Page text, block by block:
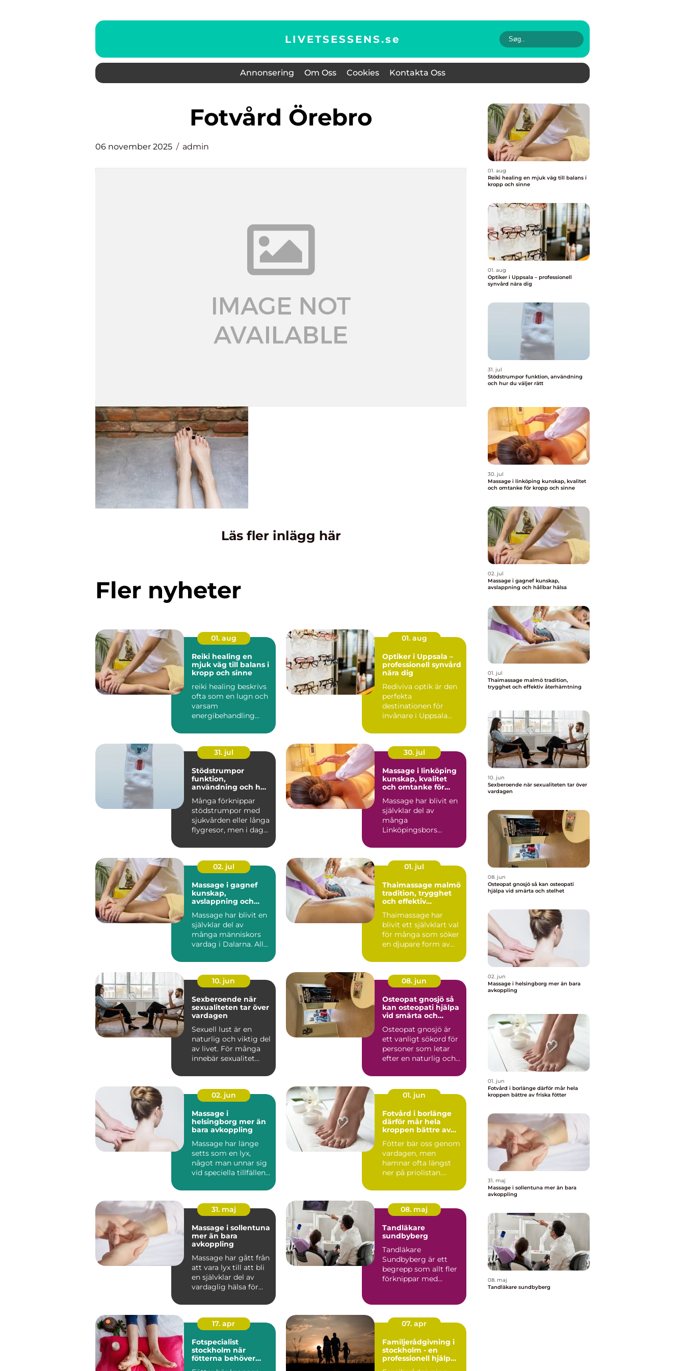
LIVETSESSENS.se
Annonsering Om Oss Cookies Kontakta Oss
Fotvård Örebro
06 november 2025 admin
Läs fler inlägg här
Fler nyheter
01. aug
Reiki healing en
mjuk väg till balans i
kropp och sinne
reiki healing beskrivs
ofta som en lugn och
varsam
energibehandling
egen förmåg...
01. aug
Optiker i Uppsala –
professionell synvård
nära dig
Rediviva optik är den
perfekta
destinationen för
invånare i Uppsala
31. jul
Stödstrumpor
funktion,
användning och hur
Många förknippar
stödstrumpor med
sjukvården eller långa
flygresor, men i dag
h...
30. jul
Massage i linköping
kunskap, kvalitet
och omtanke för
Massage har blivit en
självklar del av
många
Linköpingsbors
hjälp för spända axl...
02. jul
Massage i gagnef
kunskap,
avslappning och
Massage har blivit en
självklar del av
många människors
vardag i Dalarna. Allt
...
01. jul
Thaimassage malmö
tradition, trygghet
och effektiv
Thaimassage har
blivit ett självklart val
för många som söker
en djupare form av
smä...
10. jun
Sexberoende när
sexualiteten tar över
vardagen
Sexuell lust är en
naturlig och viktig del
av livet. För många
innebär sexualitet
08. jun
Osteopat gnosjö så
kan osteopati hjälpa
vid smärta och
Osteopat gnosjö är
ett vanligt sökord för
personer som letar
efter en naturlig och
02. jun
Massage i
helsingborg mer än
bara avkoppling
Massage har länge
setts som en lyx,
något man unnar sig
vid speciella tillfällen.
01. jun
Fotvård i borlänge
därför mår hela
kroppen bättre av
Fötter bär oss genom
vardagen, men
hamnar ofta längst
ner på priolistan.
först när...
31. maj
Massage i sollentuna
mer än bara
avkoppling
Massage har gått från
att vara lyx till att bli
en självklar del av
vardaglig hälsa för
08. maj
Tandläkare
sundbyberg
Tandläkare
Sundbyberg är ett
begrepp som allt fler
förknippar med
17. apr
Fotspecialist
stockholm när
fötterna behöver
07. apr
Familjerådgivning i
stockholm - en
professionell hjälp
01. aug
Reiki healing en mjuk väg till balans i
kropp och sinne
01. aug
Optiker i Uppsala – professionell
synvård nära dig
31. jul
Stödstrumpor funktion, användning
och hur du väljer rätt
30. jul
Massage i linköping kunskap, kvalitet
och omtanke för kropp och sinne
02. jul
Massage i gagnef kunskap,
avslappning och hållbar hälsa
01. jul
Thaimassage malmö tradition,
trygghet och effektiv återhämtning
10. jun
Sexberoende när sexualiteten tar över
vardagen
08. jun
Osteopat gnosjö så kan osteopati
hjälpa vid smärta och stelhet
02. jun
Massage i helsingborg mer än bara
avkoppling
01. jun
Fotvård i borlänge därför mår hela
kroppen bättre av friska fötter
31. maj
Massage i sollentuna mer än bara
avkoppling
08. maj
Tandläkare sundbyberg